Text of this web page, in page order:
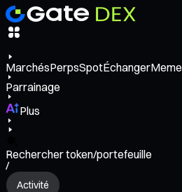
MarchésPerpsSpotÉchangerMeme
Parrainage
Plus
Rechercher token/portefeuille
/
Activité